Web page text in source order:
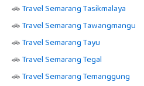
🚗Travel Semarang Tasikmalaya
🚗Travel Semarang Tawangmangu
🚗Travel Semarang Tayu
🚗Travel Semarang Tegal
🚗Travel Semarang Temanggung